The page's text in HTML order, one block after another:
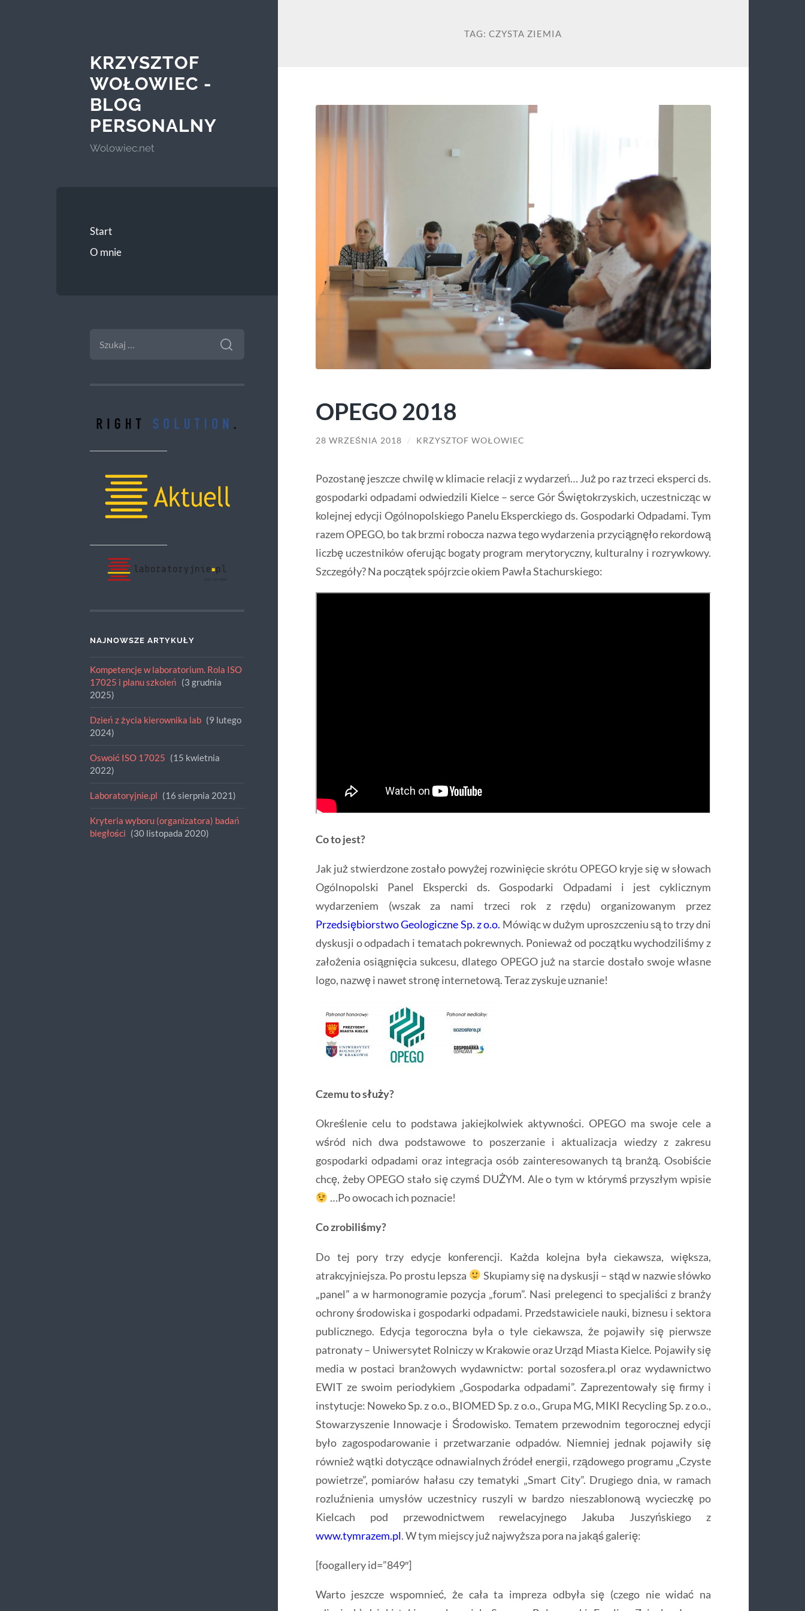
KRZYSZTOF
WOŁOWIEC -
BLOG
PERSONALNY
Wolowiec.net
Start
O mnie
NAJNOWSZE ARTYKUŁY
Kompetencje w laboratorium. Rola ISO
17025 i planu szkoleń
3 grudnia
2025
Dzień z życia kierownika lab
9 lutego
2024
Oswoić ISO 17025
15 kwietnia
2022
Laboratoryjnie.pl 16 sierpnia 2021
Kryteria wyboru (organizatora) badań
biegłości
30 listopada 2020
TAG:CZYSTA ZIEMIA
OPEGO 2018
28 WRZEŚNIA 2018 / KRZYSZTOF WOŁOWIEC
Pozostanę jeszcze chwilę w klimacie relacji z wydarzeń… Już po raz trzeci eksperci ds.
gospodarki odpadami odwiedzili Kielce – serce Gór Świętokrzyskich, uczestnicząc w
kolejnej edycji Ogólnopolskiego Panelu Eksperckiego ds. Gospodarki Odpadami. Tym
razem OPEGO, bo tak brzmi robocza nazwa tego wydarzenia przyciągnęło rekordową
liczbę uczestników oferując bogaty program merytoryczny, kulturalny i rozrywkowy.
Szczegóły? Na początek spójrzcie okiem Pawła Stachurskiego:
Co to jest?
Jak już stwierdzone zostało powyżej rozwinięcie skrótu OPEGO kryje się w słowach
Ogólnopolski Panel Ekspercki ds. Gospodarki Odpadami i jest cyklicznym
wydarzeniem (wszak za nami trzeci rok z rzędu) organizowanym przez
Przedsiębiorstwo Geologiczne Sp. z o.o. Mówiąc w dużym uproszczeniu są to trzy dni
dyskusji o odpadach i tematach pokrewnych. Ponieważ od początku wychodziliśmy z
założenia osiągnięcia sukcesu, dlatego OPEGO już na starcie dostało swoje własne
logo, nazwę i nawet stronę internetową. Teraz zyskuje uznanie!
Czemu to służy?
Określenie celu to podstawa jakiejkolwiek aktywności. OPEGO ma swoje cele a
wśród nich dwa podstawowe to poszerzanie i aktualizacja wiedzy z zakresu
gospodarki odpadami oraz integracja osób zainteresowanych tą branżą. Osobiście
chcę, żeby OPEGO stało się czymś DUŻYM. Ale o tym w którymś przyszłym wpisie
…Po owocach ich poznacie!
Co zrobiliśmy?
Do tej pory trzy edycje konferencji. Każda kolejna była ciekawsza, większa,
atrakcyjniejsza. Po prostu lepsza
Skupiamy się na dyskusji – stąd w nazwie słówko
„panel” a w harmonogramie pozycja „forum”. Nasi prelegenci to specjaliści z branży
ochrony środowiska i gospodarki odpadami. Przedstawiciele nauki, biznesu i sektora
publicznego. Edycja tegoroczna była o tyle ciekawsza, że pojawiły się pierwsze
patronaty – Uniwersytet Rolniczy w Krakowie oraz Urząd Miasta Kielce. Pojawiły się
media w postaci branżowych wydawnictw: portal sozosfera.pl oraz wydawnictwo
EWIT ze swoim periodykiem „Gospodarka odpadami”. Zaprezentowały się firmy i
instytucje: Noweko Sp. z o.o., BIOMED Sp. z o.o., Grupa MG, MIKI Recycling Sp. z o.o.,
Stowarzyszenie Innowacje i Środowisko. Tematem przewodnim tegorocznej edycji
było zagospodarowanie i przetwarzanie odpadów. Niemniej jednak pojawiły się
również wątki dotyczące odnawialnych źródeł energii, rządowego programu „Czyste
powietrze”, pomiarów hałasu czy tematyki „Smart City”. Drugiego dnia, w ramach
rozluźnienia umysłów uczestnicy ruszyli w bardzo nieszablonową wycieczkę po
Kielcach pod przewodnictwem rewelacyjnego Jakuba Juszyńskiego z
www.tymrazem.pl. W tym miejscy już najwyższa pora na jakąś galerię:
[foogallery id=”849″]
Warto jeszcze wspomnieć, że cała ta impreza odbyła się (czego nie widać na